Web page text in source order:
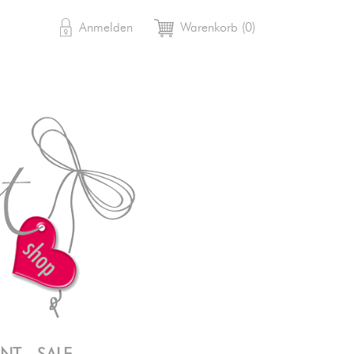
 Anmelden shopping_cart Warenkorb (0)